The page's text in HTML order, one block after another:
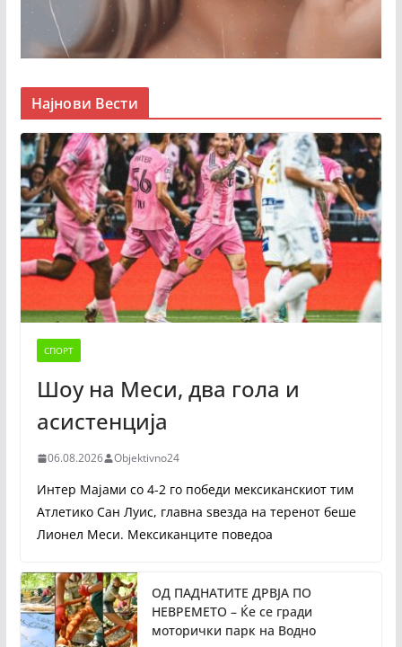
Најнови Вести
СПОРТ
Шоу на Меси, два гола и
асистенција
06.08.2026 Objektivno24
Интер Мајами со 4-2 го победи мексиканскиот тим
Атлетико Сан Луис, главна ѕвезда на теренот беше
Лионел Меси. Мексиканците поведоа
ОД ПАДНАТИТЕ ДРВЈА ПО
НЕВРЕМЕТО – Ќе се гради
моторички парк на Водно